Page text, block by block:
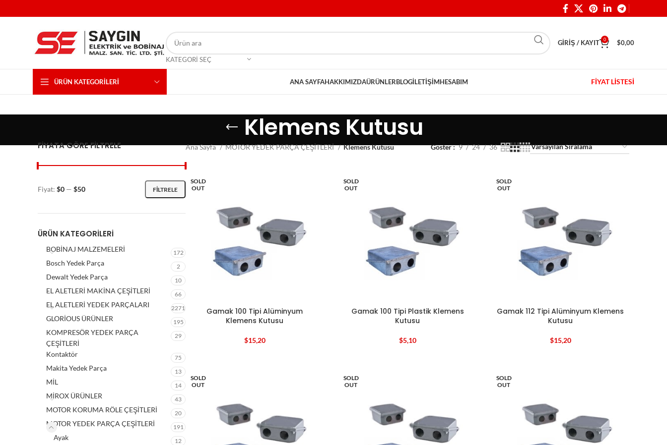
KATEGORI SEÇ
GIRIŞ / KAYIT 0 $0,00
ÜRÜN KATEGORILERI ANA SAYFAHAKKIMIZDAÜRÜNLERBLOGİLETIŞIMHESABIM FİYAT LİSTESİ
Klemens Kutusu
FIYATA GÖRE FILTRELE
FILTRELE
Fiyat: $0 — $50
ÜRÜN KATEGORILERI
BOBİNAJ MALZEMELERİ 172
Bosch Yedek Parça 2
Dewalt Yedek Parça 10
EL ALETLERİ MAKİNA ÇEŞİTLERİ 66
EL ALETLERİ YEDEK PARÇALARI 2271
GLORİOUS ÜRÜNLER 195
KOMPRESÖR YEDEK PARÇA
ÇEŞİTLERİ
29
Kontaktör 75
Makita Yedek Parça 13
MİL 14
MİROX ÜRÜNLER 43
MOTOR KORUMA RÖLE ÇEŞİTLERİ 20
MOTOR YEDEK PARÇA ÇEŞİTLERİ 191
Ayak 12
Ana Sayfa MOTOR YEDEK PARÇA ÇEŞİTLERİ Klemens Kutusu Göster 9 24 36
SOLD
OUT
Gamak 100 Tipi Alüminyum
Klemens Kutusu
$15,20
SOLD
OUT
Gamak 100 Tipi Plastik Klemens
Kutusu
$5,10
SOLD
OUT
Gamak 112 Tipi Alüminyum Klemens
Kutusu
$15,20
SOLD
OUT
SOLD
OUT
SOLD
OUT